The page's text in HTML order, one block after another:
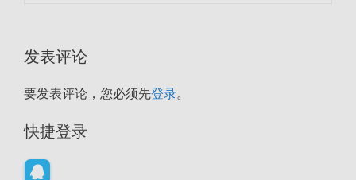
发表评论
要发表评论，您必须先登录。
快捷登录